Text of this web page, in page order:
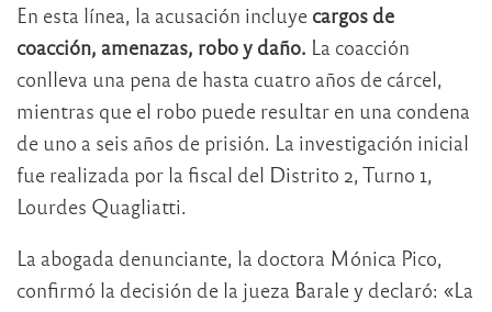
En esta línea, la acusación incluye cargos de
coacción, amenazas, robo y daño. La coacción
conlleva una pena de hasta cuatro años de cárcel,
mientras que el robo puede resultar en una condena
de uno a seis años de prisión. La investigación inicial
fue realizada por la fiscal del Distrito 2, Turno 1,
Lourdes Quagliatti.
La abogada denunciante, la doctora Mónica Pico,
confirmó la decisión de la jueza Barale y declaró: «La